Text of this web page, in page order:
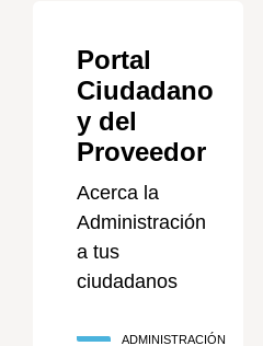
Portal
Ciudadano
y del
Proveedor
Acerca la
Administración
a tus
ciudadanos
ADMINISTRACIÓN